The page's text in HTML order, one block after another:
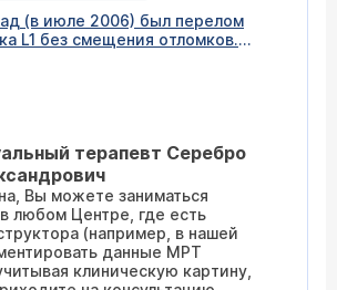
(в июле 2006) был перелом
L1 без смещения отломков.
не утрачена, сейчас веду
жизни. Контрольная МРТ от
"На серии МР-томограмм
слабовыраженные МР-
перелома тела L1 без
отек в теле L1
высота тела L1 не снижена.
дегидратирован, снижен по
значит?). Задняя протрузия м/
размером до 2,2 мм, без
корешковых каналов, без
терапевт Серебро
Вы можете заниматься
любом Центре, где есть
(например, в нашей
данные МРТ
клиническую картину,